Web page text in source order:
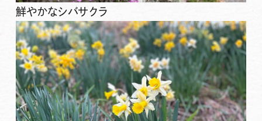
鮮やかなシバサクラ